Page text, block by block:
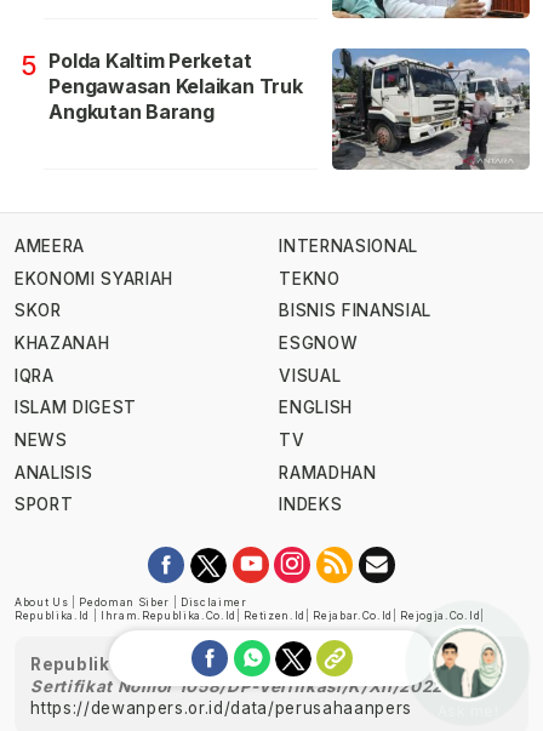
5 Polda Kaltim Perketat
Pengawasan Kelaikan Truk
Angkutan Barang
AMEERA
EKONOMI SYARIAH
SKOR
KHAZANAH
IQRA
ISLAM DIGEST
NEWS
ANALISIS
SPORT
INTERNASIONAL
TEKNO
BISNIS FINANSIAL
ESGNOW
VISUAL
ENGLISH
TV
RAMADHAN
INDEKS
About Us Pedoman Siber
Disclaimer
Republika.id
Ihram.republika.co.id Retizen.id Rejabar.co.id Rejogja.co.id
Republika telah diverifikasi oleh Dewan Pers
Sertifikat Nomor 1058/DP-Verifikasi/K/XII/2022
https://dewanpers.or.id/data/perusahaanpers